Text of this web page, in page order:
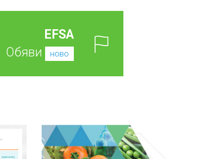
EFSA
Обяви
ново